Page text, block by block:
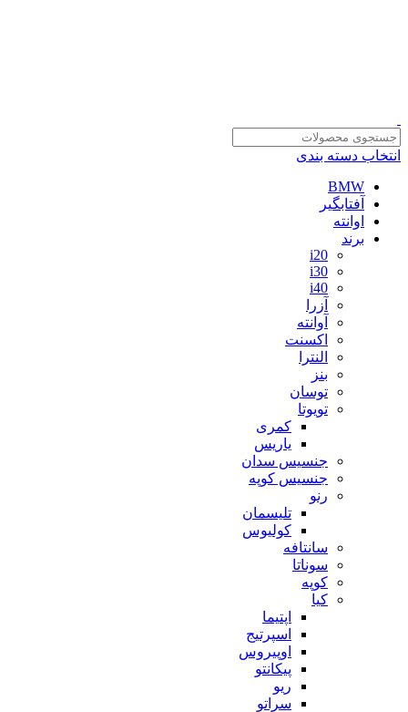
انتخاب دسته بندی
BMW
آفتابگیر
اوانته
برند
i20
i30
i40
آزرا
آوانته
اکسنت
النترا
بنز
توسان
تویوتا
کمری
یاریس
جنسیس سدان
جنسیس کوپه
رنو
تلیسمان
کولیوس
سانتافه
سوناتا
کوپه
کیا
اپتیما
اسپرتیج
اوپیروس
پیکانتو
ریو
سراتو